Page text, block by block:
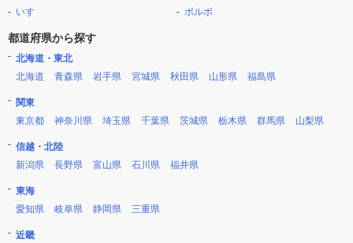
いすゞ
ボルボ
都道府県から探す
北海道・東北
北海道
青森県 岩手県 宮城県 秋田県 山形県 福島県
関東
東京都
神奈川県 埼玉県 千葉県 茨城県 栃木県 群馬県 山梨県
信越・北陸
新潟県
長野県 富山県 石川県 福井県
東海
愛知県
岐阜県 静岡県 三重県
近畿